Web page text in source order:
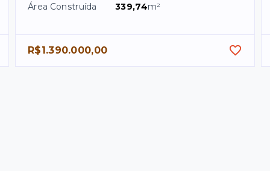
Área Construída
339,74m²
R$1.390.000,00